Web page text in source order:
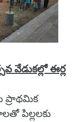
వేడుకల్లో ఈర్ల
ప్రాథమిక
పిల్లలకు